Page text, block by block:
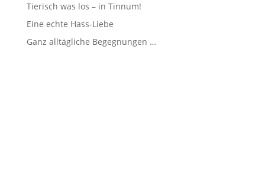
Tierisch was los – in Tinnum!
Eine echte Hass-Liebe
Ganz alltägliche Begegnungen …